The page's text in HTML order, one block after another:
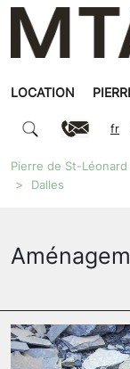
LOCATION
fr
Pierre de St-Léonard
Dalles